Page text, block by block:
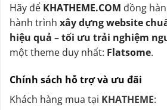
Hãy để KHATHEME.COM đồng
hành trình xây dựng website
hiệu quả – tối ưu trải nghiệm
một theme duy nhất: Flatsome.
Chính sách hỗ trợ và ưu đãi
Khách hàng mua tại KHATHEME: